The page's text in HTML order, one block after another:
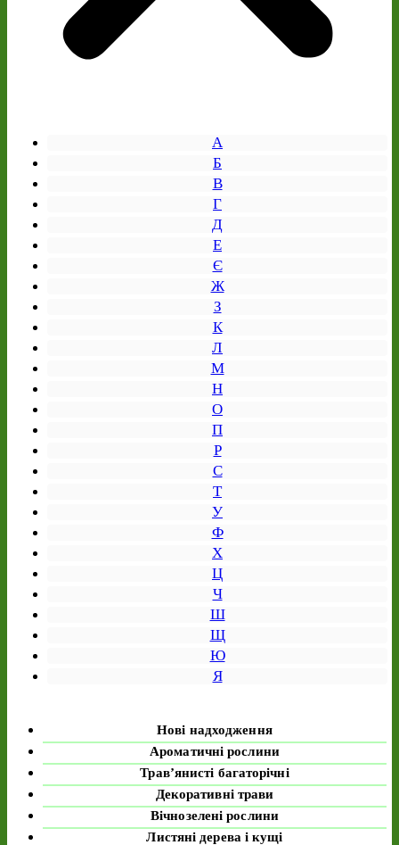
А
Б
В
Г
Д
Е
Є
Ж
З
К
Л
М
Н
О
П
Р
С
Т
У
Ф
Х
Ц
Ч
Ш
Щ
Ю
Я
Нові надходження
Ароматичні рослини
Трав’янисті багаторічні
Декоративні трави
Вічнозелені рослини
Листяні дерева і кущі